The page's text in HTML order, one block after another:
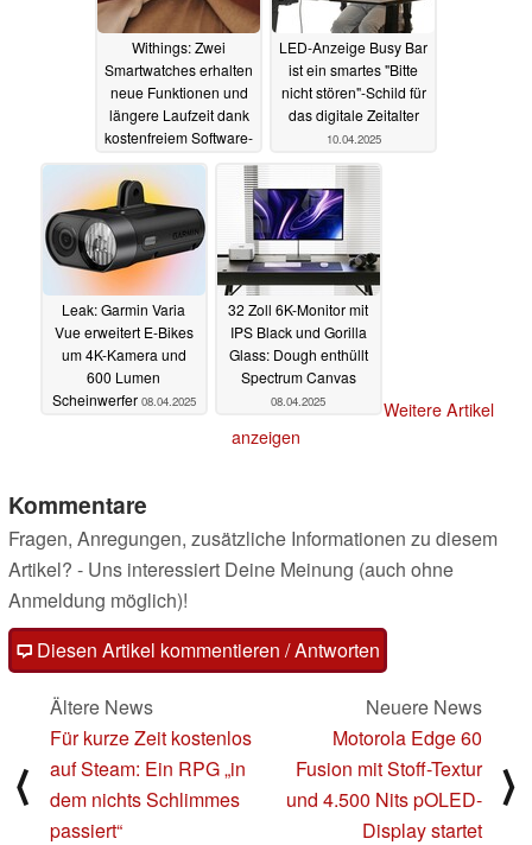
Withings: Zwei
Smartwatches erhalten
neue Funktionen und
längere Laufzeit dank
kostenfreiem Software-
10.06.2025
LED-Anzeige Busy Bar
ist ein smartes "Bitte
nicht stören"-Schild für
das digitale Zeitalter
10.04.2025
Leak: Garmin Varia
Vue erweitert E-Bikes
um 4K-Kamera und
600 Lumen
Scheinwerfer 08.04.2025
32 Zoll 6K-Monitor mit
IPS Black und Gorilla
Glass: Dough enthüllt
Spectrum Canvas
08.04.2025
Weitere Artikel
anzeigen
Kommentare
Fragen, Anregungen, zusätzliche Informationen zu diesem
Artikel? - Uns interessiert Deine Meinung (auch ohne
Anmeldung möglich)!
Diesen Artikel kommentieren / Antworten
⟨
Ältere News
Für kurze Zeit kostenlos
auf Steam: Ein RPG „in
dem nichts Schlimmes
passiert“
Neuere News
Motorola Edge 60
Fusion mit Stoff-Textur
und 4.500 Nits pOLED-
Display startet
⟩